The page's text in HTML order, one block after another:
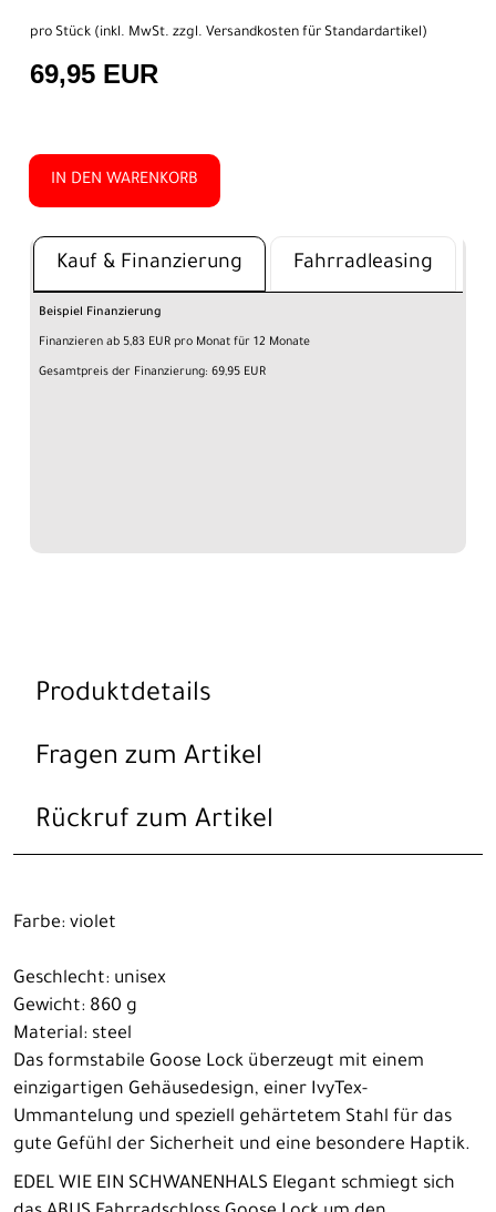
pro Stück (inkl. MwSt. zzgl. Versandkosten für Standardartikel)
69,95 EUR
IN DEN WARENKORB
Kauf & Finanzierung Fahrradleasing
Beispiel Finanzierung
Finanzieren ab 5,83 EUR pro Monat für 12 Monate
Gesamtpreis der Finanzierung: 69,95 EUR
Produktdetails
Fragen zum Artikel
Rückruf zum Artikel
Farbe: violet
Geschlecht: unisex
Gewicht: 860 g
Material: steel
Das formstabile Goose Lock überzeugt mit einem
einzigartigen Gehäusedesign, einer IvyTex-
Ummantelung und speziell gehärtetem Stahl für das
gute Gefühl der Sicherheit und eine besondere Haptik.
EDEL WIE EIN SCHWANENHALS Elegant schmiegt sich